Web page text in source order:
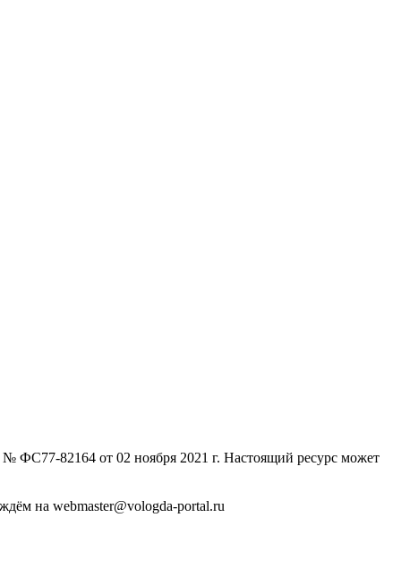
ФС77-82164 от 02 ноября 2021 г. Настоящий ресурс может
на webmaster@vologda-portal.ru